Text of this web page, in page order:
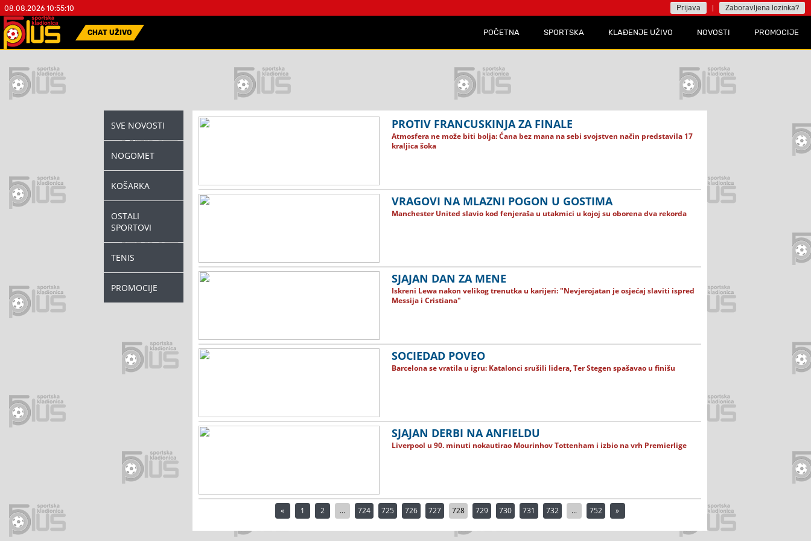
08.08.2026 10:55:10 Prijava Zaboravljena lozinka?
CHAT UŽIVO POČETNA SPORTSKA KLAĐENJE UŽIVO NOVOSTI PROMOCIJE
SVE NOVOSTI
NOGOMET
KOŠARKA
OSTALI
SPORTOVI
TENIS
PROMOCIJE
PROTIV FRANCUSKINJA ZA FINALE
Atmosfera ne može biti bolja: Ćana bez mana na sebi svojstven način predstavila 17
kraljica šoka
VRAGOVI NA MLAZNI POGON U GOSTIMA
Manchester United slavio kod fenjeraša u utakmici u kojoj su oborena dva rekorda
SJAJAN DAN ZA MENE
Iskreni Lewa nakon velikog trenutka u karijeri: "Nevjerojatan je osjećaj slaviti ispred
Messija i Cristiana"
SOCIEDAD POVEO
Barcelona se vratila u igru: Katalonci srušili lidera, Ter Stegen spašavao u finišu
SJAJAN DERBI NA ANFIELDU
Liverpool u 90. minuti nokautirao Mourinhov Tottenham i izbio na vrh Premierlige
« 1 2 ... 724 725 726 727 728 729 730 731 732 ... 752 »